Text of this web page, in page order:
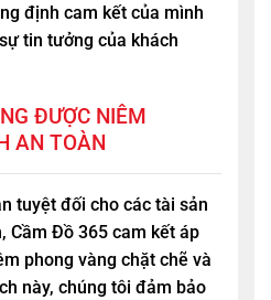
định cam kết của mình
tin tưởng của khách
ĐƯỢC NIÊM
AN TOÀN
tuyệt đối cho các tài sản
Cầm Đồ 365 cam kết áp
phong vàng chặt chẽ và
này, chúng tôi đảm bảo